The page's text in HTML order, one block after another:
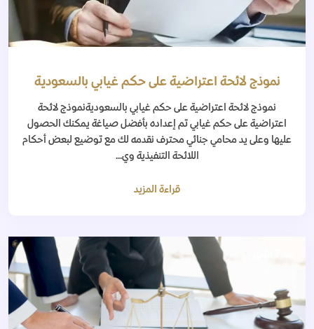
نموذج لائحة اعتراضية على حكم غيابي بالسعودية
نموذج لائحة اعتراضية على حكم غيابي بالسعوديةنموذج لائحة
اعتراضية على حكم غيابي تم إعداده بأفضل صياغة يمكنك الحصول
عليها وعلى يد محامي جنائي محترف نقدمه لك مع توضيع لبعض أحكام
اللائحة التنفيذية وي...
قراءة المزيد